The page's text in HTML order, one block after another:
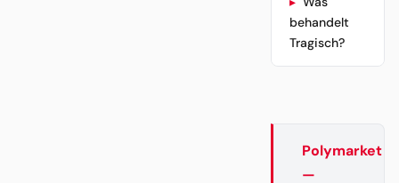
behandelt
Tragisch?
Polymarket
—